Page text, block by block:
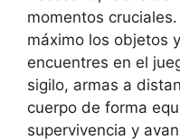
momentos
máximo los objetos
encuentres en el
sigilo, armas a
cuerpo de forma
supervivencia y